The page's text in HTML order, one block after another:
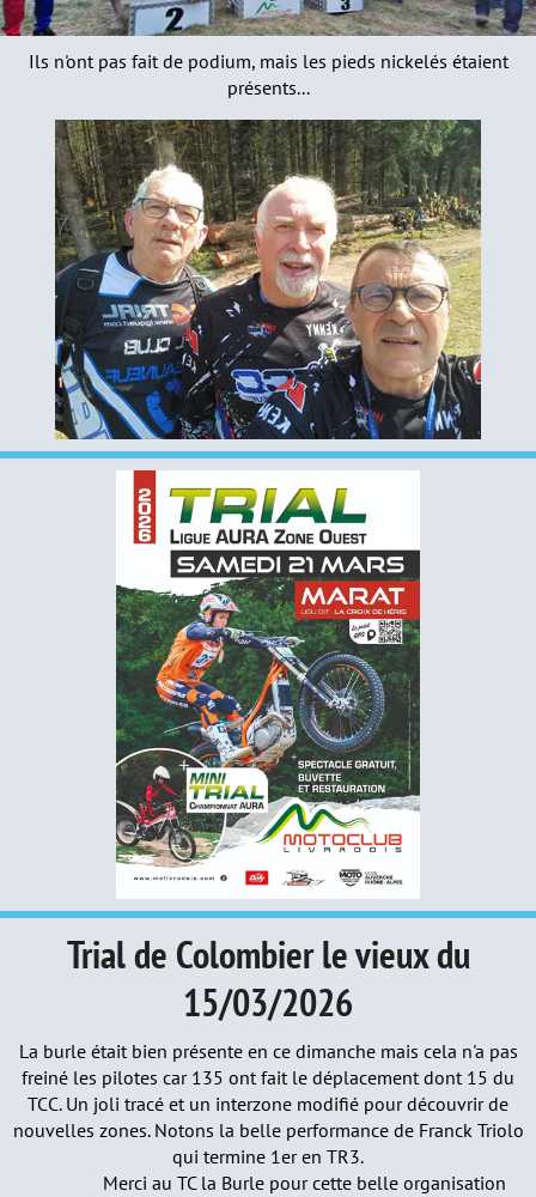
Ils n'ont pas fait de podium, mais les pieds nickelés étaient
présents...
Trial de Colombier le vieux du
15/03/2026
La burle était bien présente en ce dimanche mais cela n'a pas
freiné les pilotes car 135 ont fait le déplacement dont 15 du
TCC. Un joli tracé et un interzone modifié pour découvrir de
nouvelles zones. Notons la belle performance de Franck Triolo
qui termine 1er en TR3.
Merci au TC la Burle pour cette belle organisation